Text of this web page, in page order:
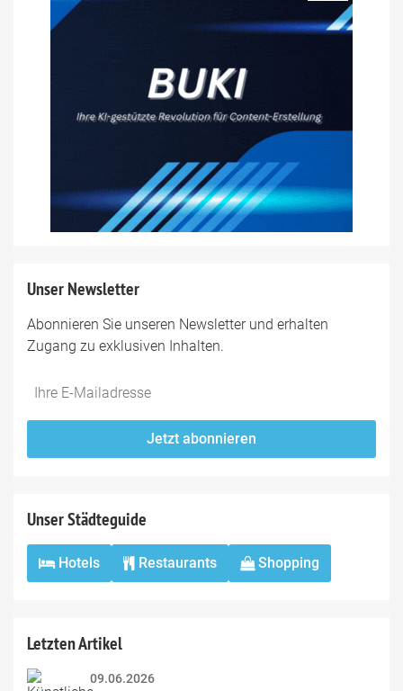
Unser Newsletter
Abonnieren Sie unseren Newsletter und erhalten
Zugang zu exklusiven Inhalten.
Do
fill
*Ihre
Mailadresse:
Jetzt abonnieren
Unser Städteguide
Hotels Restaurants Shopping
Letzten Artikel
09.06.2026